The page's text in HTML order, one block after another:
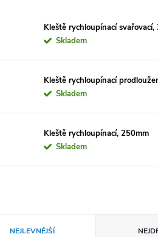
Kleště rychloupínací svařovací,
Skladem
Kleště rychloupínací
Skladem
Kleště rychloupínací, 250mm
Skladem
NEJLEVNĚJŠÍ